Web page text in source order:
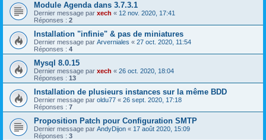
Module Agenda dans 3.7.3.1
Dernier message par xech « 12 nov. 2020, 17:41
Réponses : 2
Installation "infinie" & pas de miniatures
Dernier message par Arverniales « 27 oct. 2020, 11:54
Réponses : 4
Mysql 8.0.15
Dernier message par xech « 26 oct. 2020, 18:04
Réponses : 13
Installation de plusieurs instances sur la même BDD
Dernier message par oldu77 « 26 sept. 2020, 17:18
Réponses : 7
Proposition Patch pour Configuration SMTP
Dernier message par AndyDijon « 17 août 2020, 15:09
Réponses : 3